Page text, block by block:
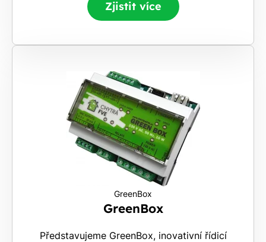
Zjistit více
GreenBox
GreenBox
Představujeme GreenBox, inovativní řídicí